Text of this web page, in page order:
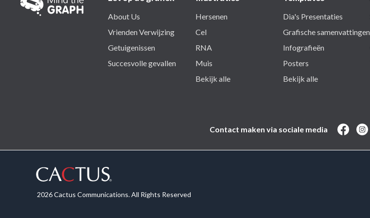
About Us
Vrienden Verwijzing
Getuigenissen
Succesvolle gevallen
Hersenen
Cel
RNA
Muis
Bekijk alle
Dia's Presentaties
Grafische samenvattingen
Infografieën
Posters
Bekijk alle
Contact maken via sociale media
2026 Cactus Communications. All Rights Reserved